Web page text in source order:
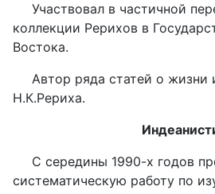
Участвовал в частичной
коллекции Рерихов в
Востока.
Автор ряда статей о жизни
Н.К.Рериха.
С середины 1990-х годов
систематическую работу по